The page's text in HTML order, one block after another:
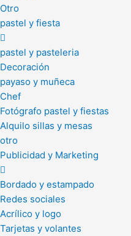
Otro
pastel y fiesta
pastel y pasteleria
Decoración
payaso y muñeca
Chef
Fotógrafo pastel y fiestas
Alquilo sillas y mesas
otro
Publicidad y Marketing
Bordado y estampado
Redes sociales
Acrílico y logo
Tarjetas y volantes